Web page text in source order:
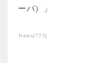
ーバ）」
News(773)